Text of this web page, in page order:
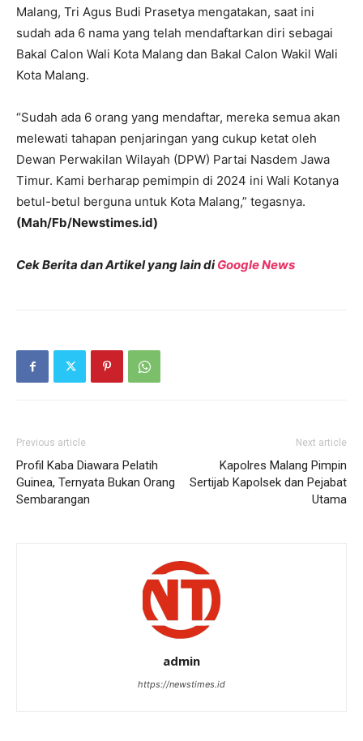
Malang, Tri Agus Budi Prasetya mengatakan, saat ini
sudah ada 6 nama yang telah mendaftarkan diri sebagai
Bakal Calon Wali Kota Malang dan Bakal Calon Wakil Wali
Kota Malang.
“Sudah ada 6 orang yang mendaftar, mereka semua akan
melewati tahapan penjaringan yang cukup ketat oleh
Dewan Perwakilan Wilayah (DPW) Partai Nasdem Jawa
Timur. Kami berharap pemimpin di 2024 ini Wali Kotanya
betul-betul berguna untuk Kota Malang,” tegasnya.
(Mah/Fb/Newstimes.id)
Cek Berita dan Artikel yang lain diGoogle News
Previous article
Profil Kaba Diawara Pelatih
Guinea, Ternyata Bukan Orang
Sembarangan
Next article
Kapolres Malang Pimpin
Sertijab Kapolsek dan Pejabat
Utama
admin
https://newstimes.id